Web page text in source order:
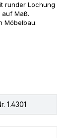
runder Lochung
Maß.
Möbelbau.
1.4301